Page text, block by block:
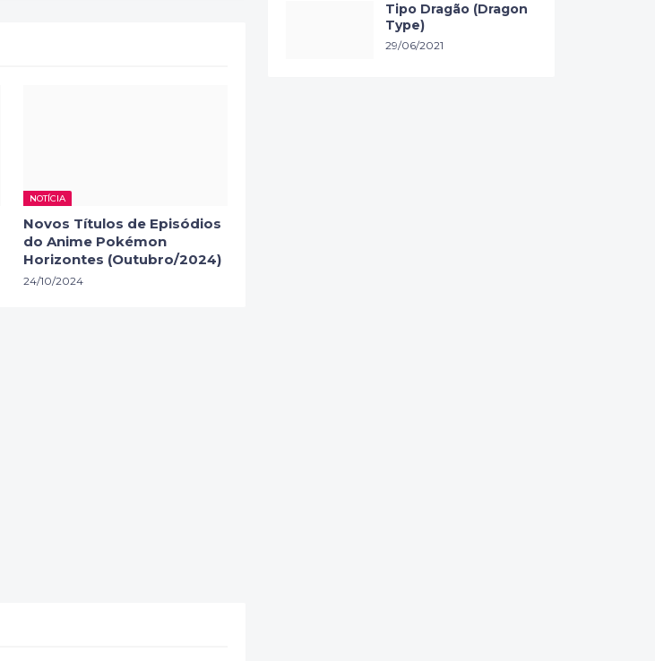
NOTÍCIA
Novos Títulos de Episódios
do Anime Pokémon
Horizontes (Outubro/2024)
24/10/2024
Tipo Dragão (Dragon
Type)
29/06/2021